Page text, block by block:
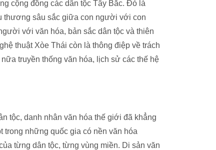
cộng đồng các dân tộc Tây Bắc. Đó là
thương sâu sắc giữa con người với con
với văn hóa, bản sắc dân tộc và thiên
thuật Xòe Thái còn là thông điệp về trách
truyền thống văn hóa, lịch sử các thế hệ
tộc, danh nhân văn hóa thế giới đã khẳng
trong những quốc gia có nền văn hóa
từng dân tộc, từng vùng miền. Di sản văn